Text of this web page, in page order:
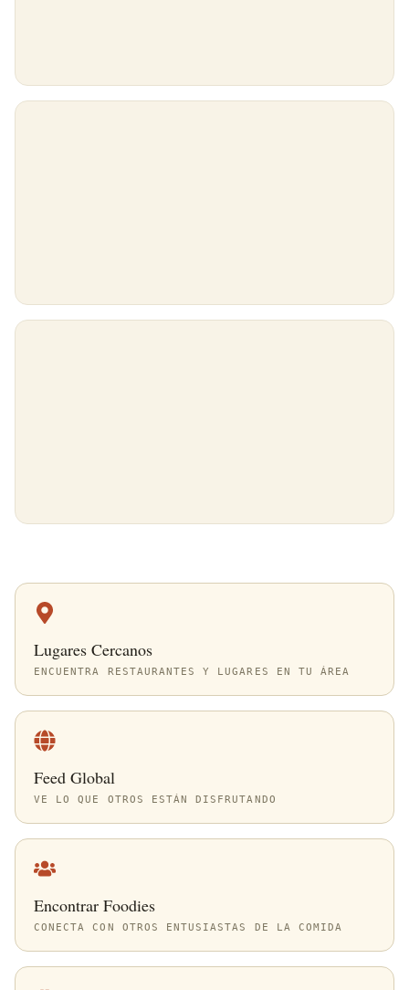
Lugares Cercanos
ENCUENTRA RESTAURANTES Y LUGARES EN TU ÁREA
Feed Global
VE LO QUE OTROS ESTÁN DISFRUTANDO
Encontrar Foodies
CONECTA CON OTROS ENTUSIASTAS DE LA COMIDA